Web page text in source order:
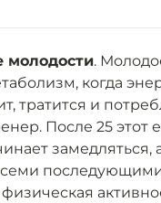
молодости.
когда
тратится и
После 25 этот